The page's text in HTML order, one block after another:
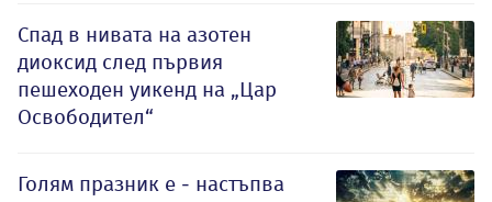
Спад в нивата на азотен
диоксид след първия
пешеходен уикенд на „Цар
Освободител“
Голям празник е - настъпва